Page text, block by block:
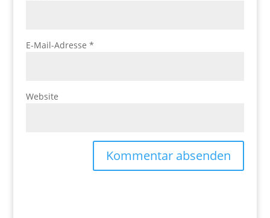
E-Mail-Adresse *
Website